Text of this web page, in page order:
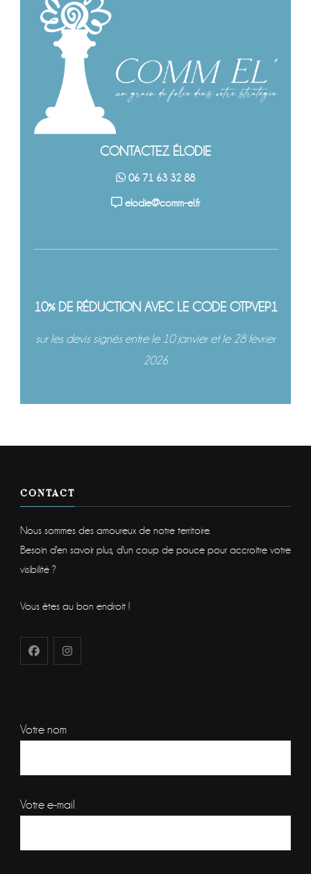
CONTACTEZ ÉLODIE
06 71 63 32 88
elodie@comm-el.fr
10% DE RÉDUCTION AVEC LE CODE OTPVEP1
sur les devis signés entre le 10 janvier et le 28 février
2026
CONTACT
Nous sommes des amoureux de notre territoire.
Besoin d'en savoir plus, d'un coup de pouce pour accroitre votre
visibilité ?
Vous êtes au bon endroit !
Votre nom
Votre e-mail